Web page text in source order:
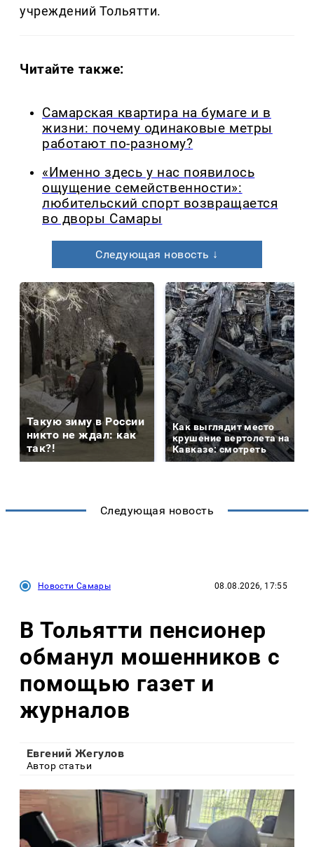
учреждений Тольятти.
Читайте также:
Самарская квартира на бумаге и в
жизни: почему одинаковые метры
работают по-разному?
«Именно здесь у нас появилось
ощущение семейственности»:
любительский спорт возвращается
во дворы Самары
Следующая новость ↓
Такую зиму в России
никто не ждал: как
так?!
Как выглядит место
крушение вертолета на
Кавказе: смотреть
Следующая новость
Новости Самары 08.08.2026, 17:55
В Тольятти пенсионер
обманул мошенников с
помощью газет и
журналов
Евгений Жегулов
Автор статьи